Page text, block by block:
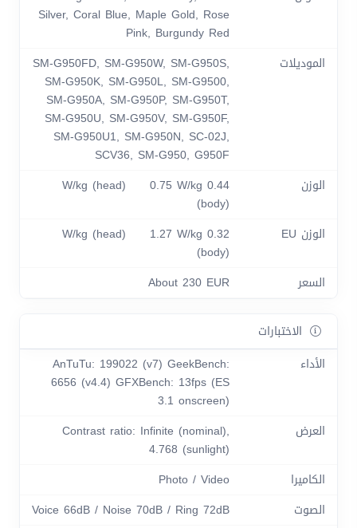
Silver, Coral Blue, Maple Gold, Rose
Pink, Burgundy Red
الموديلات
SM-G950FD, SM-G950W, SM-G950S,
SM-G950K, SM-G950L, SM-G9500,
SM-G950A, SM-G950P, SM-G950T,
SM-G950U, SM-G950V, SM-G950F,
SM-G950U1, SM-G950N, SC-02J,
SCV36, SM-G950, G950F
الوزن
0.44 W/kg (head) 0.75 W/kg
(body)
الوزن EU
0.32 W/kg (head) 1.27 W/kg
(body)
السعر
About 230 EUR
الاختبارات
الأداء
AnTuTu: 199022 (v7) GeekBench:
6656 (v4.4) GFXBench: 13fps (ES
3.1 onscreen)
العرض
Contrast ratio: Infinite (nominal),
4.768 (sunlight)
الكاميرا
Photo / Video
الصوت
Voice 66dB / Noise 70dB / Ring 72dB